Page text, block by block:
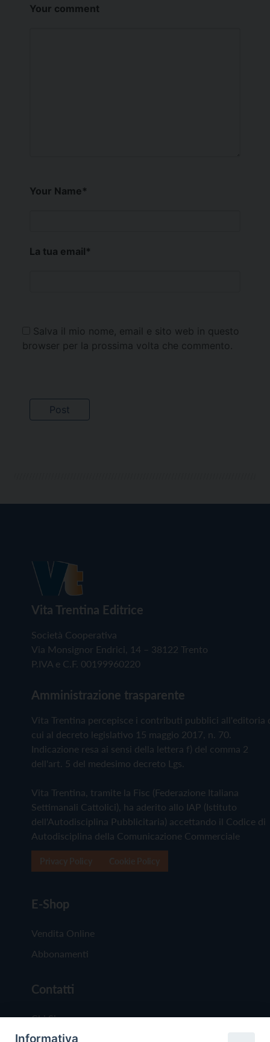
Your comment
Your Name*
La tua email*
Salva il mio nome, email e sito web in questo
browser per la prossima volta che commento.
Vita Trentina Editrice
Società Cooperativa
Via Monsignor Endrici, 14 – 38122 Trento
P.IVA e C.F. 00199960220
Amministrazione trasparente
Vita Trentina percepisce i contributi pubblici all'editoria
cui al decreto legislativo 15 maggio 2017, n. 70.
Indicazione resa ai sensi della lettera f) del comma 2
dell'art. 5 del medesimo decreto Lgs.
Vita Trentina, tramite la Fisc (Federazione Italiana
Settimanali Cattolici), ha aderito allo IAP (Istituto
dell'Autodisciplina Pubblicitaria) accettando il Codice di
Autodisciplina della Comunicazione Commerciale
E-Shop
Vendita Online
Abbonamenti
Contatti
Chi Siamo
Redazione
Informativa